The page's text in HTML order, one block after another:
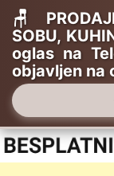
🪑
SOBU,
oglas na
objavljen na